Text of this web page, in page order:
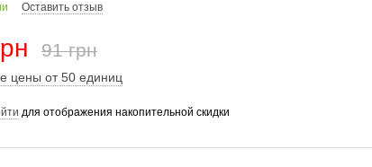
Оставить отзыв
91 грн
цены от 50 единиц
для отображения накопительной скидки